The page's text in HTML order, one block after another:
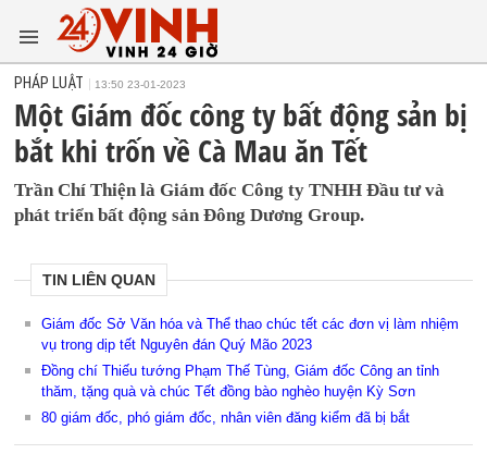
PHÁP LUẬT 13:50 23-01-2023
Một Giám đốc công ty bất động sản bị
bắt khi trốn về Cà Mau ăn Tết
Trần Chí Thiện là Giám đốc Công ty TNHH Đầu tư và
phát triển bất động sản Đông Dương Group.
TIN LIÊN QUAN
Giám đốc Sở Văn hóa và Thể thao chúc tết các đơn vị làm nhiệm
vụ trong dịp tết Nguyên đán Quý Mão 2023
Đồng chí Thiếu tướng Phạm Thế Tùng, Giám đốc Công an tỉnh
thăm, tặng quà và chúc Tết đồng bào nghèo huyện Kỳ Sơn
80 giám đốc, phó giám đốc, nhân viên đăng kiểm đã bị bắt